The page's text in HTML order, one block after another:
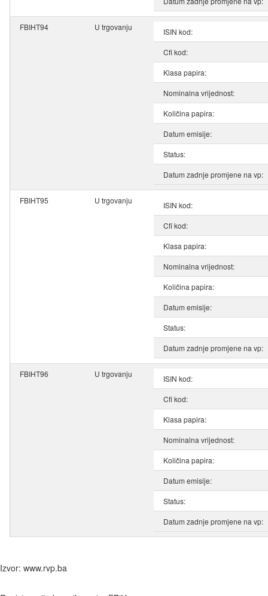
FBIHT94 U trgovanju
ISIN kod:
Cfi kod:
Klasa papira:
Nominalna vrijednost:
Količina papira:
Datum emisije:
Status:
Datum zadnje promjene na vp:
FBIHT95 U trgovanju
ISIN kod:
Cfi kod:
Klasa papira:
Nominalna vrijednost:
Količina papira:
Datum emisije:
Status:
Datum zadnje promjene na vp:
FBIHT96 U trgovanju
ISIN kod:
Cfi kod:
Klasa papira:
Nominalna vrijednost:
Količina papira:
Datum emisije:
Status:
Datum zadnje promjene na vp:
Izvor: www.rvp.ba